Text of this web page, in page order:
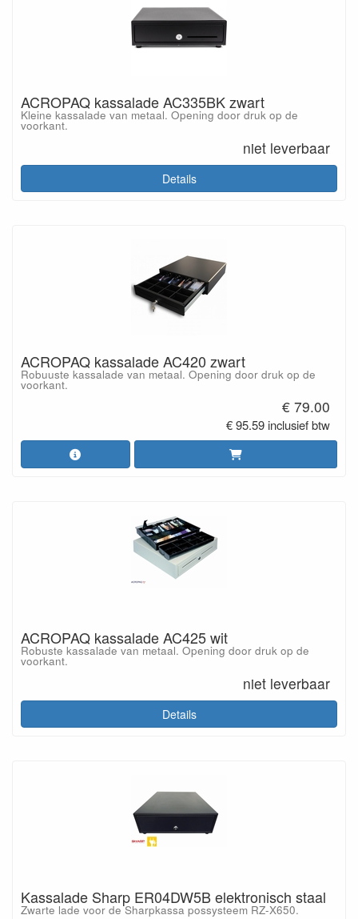
ACROPAQ kassalade AC335BK zwart
Kleine kassalade van metaal. Opening door druk op de
voorkant.
niet leverbaar
Details
ACROPAQ kassalade AC420 zwart
Robuuste kassalade van metaal. Opening door druk op de
voorkant.
€ 79.00
€ 95.59 inclusief btw
ACROPAQ kassalade AC425 wit
Robuste kassalade van metaal. Opening door druk op de
voorkant.
niet leverbaar
Details
Kassalade Sharp ER04DW5B elektronisch staal
Zwarte lade voor de Sharpkassa possysteem RZ-X650.